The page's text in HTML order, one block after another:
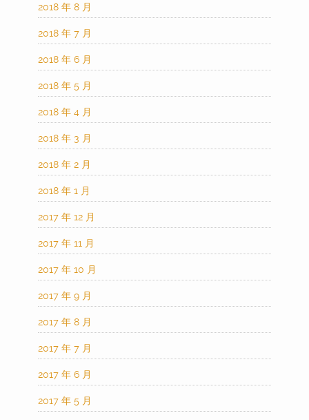
2018 年 8 月
2018 年 7 月
2018 年 6 月
2018 年 5 月
2018 年 4 月
2018 年 3 月
2018 年 2 月
2018 年 1 月
2017 年 12 月
2017 年 11 月
2017 年 10 月
2017 年 9 月
2017 年 8 月
2017 年 7 月
2017 年 6 月
2017 年 5 月